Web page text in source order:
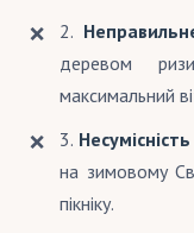
2.
деревом
максимальний
3.
на зимовому
пікніку.